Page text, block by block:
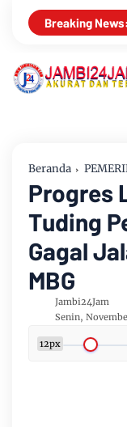
Breaking News:
Kemerdekaan RI
Beranda
Progres
Tuding
Gagal
MBG
Jambi24Jam
Senin,
12px